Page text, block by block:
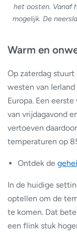
het oosten. Vanaf
mogelijk. De
Warm en
Op zaterdag
westen van
Europa. Een
van vrijdagavond
vertoeven
temperaturen op
Ontdek de
In de huidige
optellen om de
te komen. Dat
een flink stuk